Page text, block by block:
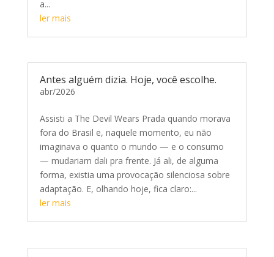
a...
ler mais
Antes alguém dizia. Hoje, você escolhe.
abr/2026
Assisti a The Devil Wears Prada quando morava
fora do Brasil e, naquele momento, eu não
imaginava o quanto o mundo — e o consumo
— mudariam dali pra frente. Já ali, de alguma
forma, existia uma provocação silenciosa sobre
adaptação. E, olhando hoje, fica claro:...
ler mais